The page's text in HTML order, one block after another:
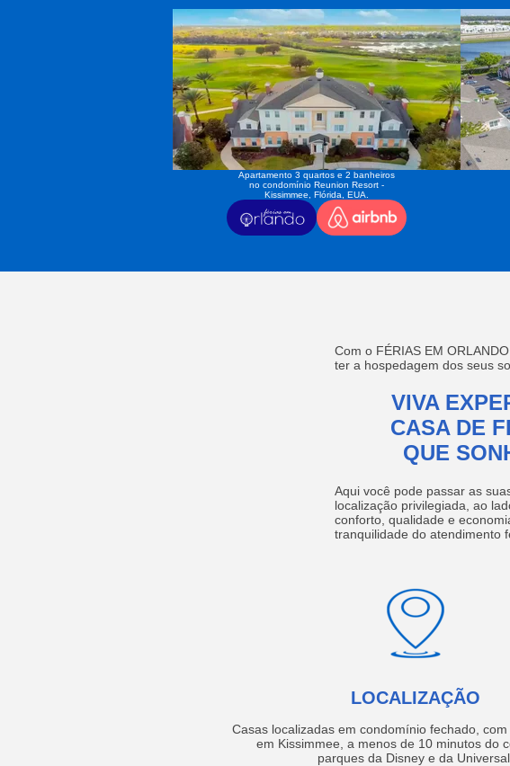
Apartamento 3 quartos e 2 banheiros
no condomínio Reunion Resort -
Kissimmee, Flórida, EUA.
Com o FÉRIAS EM
ter a hospedagem dos seus
VIVA
CASA DE
QUE
Aqui você pode passar as
localização privilegiada, ao
conforto, qualidade e
tranquilidade do atendimento
LOCALIZAÇÃO
Casas localizadas em condomínio fechado, com
em Kissimmee, a menos de 10 minutos do
parques da Disney e da Universal.